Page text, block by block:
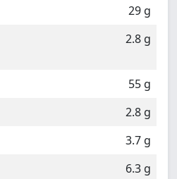
29 g
2.8 g
55 g
2.8 g
3.7 g
6.3 g